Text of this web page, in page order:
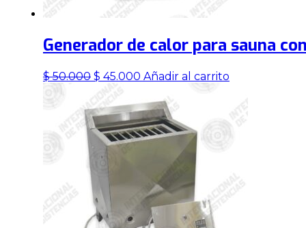
Generador de calor para sauna
$50.000 El
original
era:
$ 50.000.
$ 45.000 El
actual
es:
$ 45.000.
Añadir al carrito